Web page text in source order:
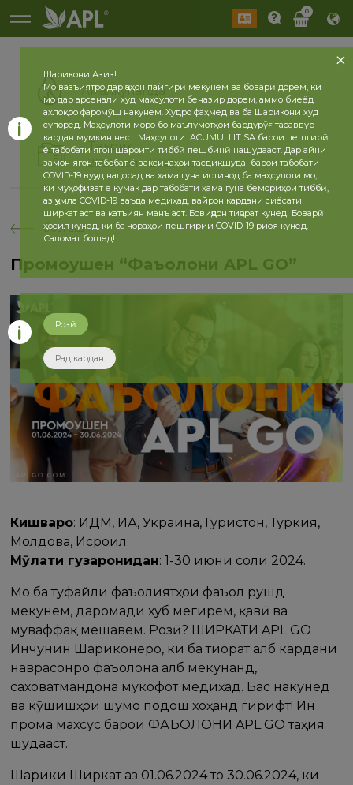
0
Амалкунанда
Таърих
2026 сол 2025 сол
бозгашт
Промоушен “Фаъолони APL GO”
Кишварҳо: ИДМ, ИА, Украина, Гурҷистон, Туркия,
Молдова, Исроил.
Мӯҳлати гузаронидан: 1-30 июни соли 2024.
Мо ба туфайли фаъолиятҳои фаъол рушд
мекунем, даромади хуб мегирем, қавӣ ва
муваффақ мешавем. Розӣ? ШИРКАТИ APL GO
Инчунин Шариконеро, ки ба тиҷорат ҷалб кардани
наврасонро фаъолона ҷалб мекунанд,
саховатмандона мукофот медиҳад. Бас накунед
ва кӯшишҳои шумо подош хоҳанд гирифт! Ин
прома махсус барои ФАЪОЛОНИ APL GO таҳия
шудааст.
Шарики Ширкат аз 01.06.2024 то 30.06.2024, ки
Шарикони Азиз!
Мо вазъиятро дар ҷаҳон пайгирӣ мекунем ва боварӣ дорем, ки
мо дар арсенали худ маҳсулоти беназир дорем, аммо биеёд
ахлоқро фаромӯш накунем. Худро фаҳмед ва ба Шарикони худ
супоред. Маҳсулоти моро бо маълумотҳои бардурӯғ тасаввур
кардан мумкин нест. Маҳсулоти ACUMULLIT SA барои пешгирӣ
ё табобати ягон шароити тиббӣ пешбинӣ нашудааст. Дар айни
замон ягон табобат ё ваксинаҳои тасдиқшуда барои табобати
COVID-19 вуҷуд надорад ва ҳама гуна истинод ба маҳсулоти мо,
ки муҳофизат ё кӯмак дар табобати ҳама гуна бемориҳои тиббӣ,
аз ҷумла COVID-19 ваъда медиҳад, вайрон кардани сиёсати
ширкат аст ва қатъиян манъ аст. Бовиҷдон тиҷорат кунед! Боварӣ
ҳосил кунед, ки ба чораҳои пешгирии COVID-19 риоя кунед.
Саломат бошед!
Розӣ
Рад кардан